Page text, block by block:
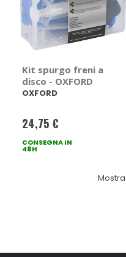
Kit spurgo freni a
disco - OXFORD
OXFORD
24,75 €
CONSEGNA IN
48H
Mostra